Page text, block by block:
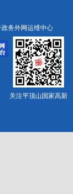
务外网运维中心
关注平顶山国家高新